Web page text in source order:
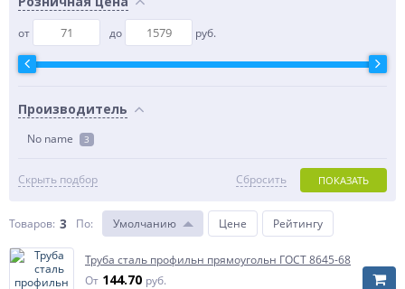
от до руб.
Производитель
No name 3
Скрыть подбор ПОКАЗАТЬ
Сбросить
Товаров: 3 По: Умолчанию Цене Рейтингу
Труба сталь профильн прямоугольн ГОСТ 8645-68
От 144.70 руб.